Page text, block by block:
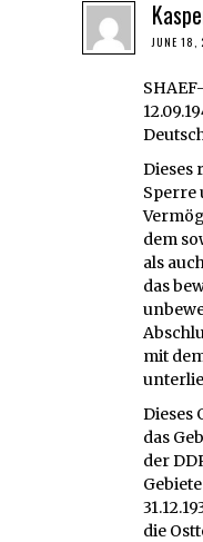
JUNE 18,
Dieses
Sperre
dem
als
das
mit
Dieses
das
der
die